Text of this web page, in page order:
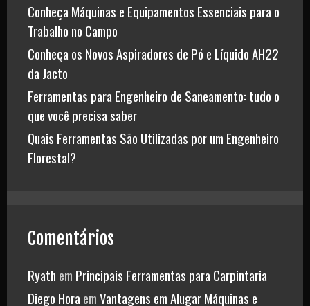
Conheça Máquinas e Equipamentos Essenciais para o
Trabalho no Campo
Conheça os Novos Aspiradores de Pó e Líquido AH22
da Jacto
Ferramentas para Engenheiro de Saneamento: tudo o
que você precisa saber
Quais Ferramentas São Utilizadas por um Engenheiro
Florestal?
Comentários
Ryath em Principais Ferramentas para Carpintaria
Diego Hora emVantagens em Alugar Máquinas e